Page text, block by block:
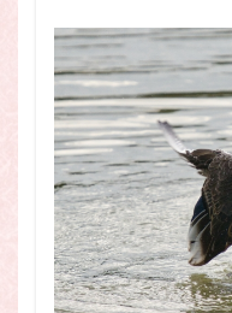
願いが叶うおまじない
占い師になりたい
スピリチュアル・セラ
スピリチュアル
スピリチュアル・カウ
スピリチュアル・カウ
スピリチュアル・セッシ
スピリチュアル、スピ
アル・カウンセラーに